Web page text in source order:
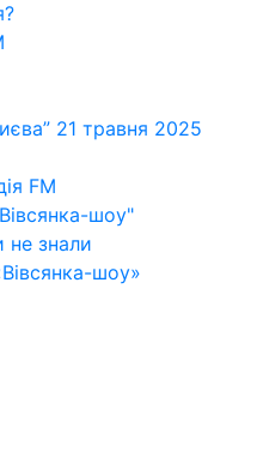
21 травня 2025
FM
шоу"
не знали
шоу»